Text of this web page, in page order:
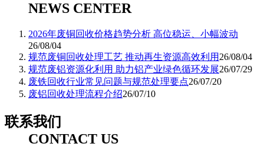
NEWS CENTER
2026年废铜回收价格趋势分析 高位稳运、小幅波动
26/08/04
规范废铜回收处理工艺 推动再生资源高效利用 26/08/04
规范废铝资源化利用 助力铝产业绿色循环发展26/07/29
废铁回收行业常见问题与规范处理要点26/07/20
废铝回收处理流程介绍26/07/10
联系我们
CONTACT US